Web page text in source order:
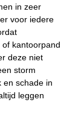
in zeer
voor iedere
kantoorpand
deze niet
storm
en schade in
leggen